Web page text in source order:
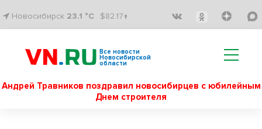
Новосибирск 23.1 °C $82.17↑
Все новости
Новосибирской
области
Андрей Травников поздравил новосибирцев с юбилейным
Днем строителя